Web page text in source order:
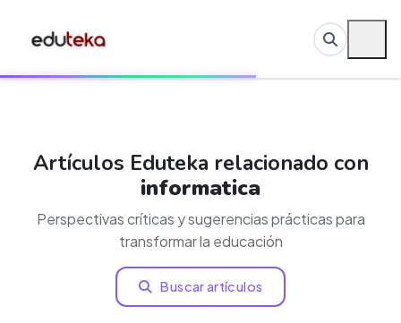
Artículos Eduteka relacionado con
informatica
Perspectivas críticas y sugerencias prácticas para
transformar la educación
Buscar artículos